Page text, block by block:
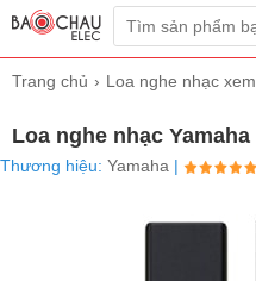
Trang chủ Loa nghe nhạc
Loa nghe nhạc Yamaha
Thương hiệu: Yamaha |